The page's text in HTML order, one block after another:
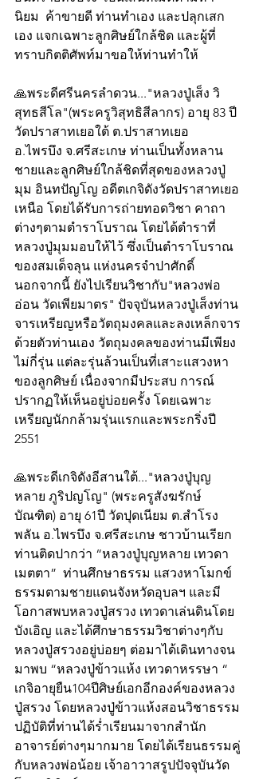
นิยม  ค้าขายดี ท่านทำเอง และปลุกเสก
เอง แจกเฉพาะลูกศิษย์ใกล้ชิด และผู้ที่
ทราบกิตติศัพท์มาขอให้ท่านทำให้
🙏พระดีศรีนครลำดวน..."หลวงปู่เส็ง วิ
สุทธสีโล"(พระครูวิสุทธิสีลากร) อายุ 83 ปี
วัดปราสาทเยอใต้ ต.ปราสาทเยอ
อ.ไพรบึง จ.ศรีสะเกษ ท่านเป็นทั้งหลาน
ชายและลูกศิษย์ใกล้ชิดที่สุดของหลวงปู่
มุม อินทปัญโญ อดีตเกจิดังวัดปราสาทเยอ
เหนือ โดยได้รับการถ่ายทอดวิชา คาถา
ต่างๆตามตำราโบราณ โดยได้ตำราที่
หลวงปู่มุมมอบให้ไว้ ซึ่งเป็นตำราโบราณ
ของสมเด็จลุน แห่งนครจำปาศักดิ์
นอกจากนี้ ยังไปเรียนวิชากับ"หลวงพ่อ
อ่อน วัดเพียมาตร" ปัจจุบันหลวงปู่เส็งท่าน
จารเหรียญหรือวัตถุมงคลและลงเหล็กจาร
ด้วยตัวท่านเอง วัตถุมงคลของท่านมีเพียง
ไม่กี่รุ่น แต่ละรุ่นล้วนเป็นที่เสาะแสวงหา
ของลูกศิษย์ เนื่องจากมีประสบ การณ์
ปรากฏให้เห็นอยู่บ่อยครั้ง โดยเฉพาะ
เหรียญนักกล้ามรุ่นแรกและพระกริ่งปี
2551
🙏พระดีเกจิดังอีสานใต้..."หลวงปู่บุญ
หลาย ภูริปญโญ" (พระครูสังฆรักษ์
บัณฑิต) อายุ 61ปี วัดปุดเนียม ต.สำโรง
พลัน อ.ไพรบึง จ.ศรีสะเกษ ชาวบ้านเรียก
ท่านติดปากว่า “หลวงปู่บุญหลาย เทวดา
เมตตา”  ท่านศึกษาธรรม แสวงหาโมกข์
ธรรมตามชายแดนจังหวัดอุบลฯ และมี
โอกาสพบหลวงปู่สรวง เทวดาเล่นดินโดย
บังเอิญ และได้ศึกษาธรรมวิชาต่างๆกับ
หลวงปู่สรวงอยู่บ่อยๆ ต่อมาได้เดินทางจน
มาพบ “หลวงปู่ข้าวแห้ง เทวดาหรรษา “
เกจิอายุยืน104ปีศิษย์เอกอีกองค์ของหลวง
ปู่สรวง โดยหลวงปู่ข้าวแห้งสอนวิชาธรรม
ปฏิบัติที่ท่านได้ร่ำเรียนมาจากสำนัก
อาจารย์ต่างๆมากมาย โดยได้เรียนธรรมคู่
กับหลวงพ่อน้อย เจ้าอาวาสรูปปัจจุบันวัด